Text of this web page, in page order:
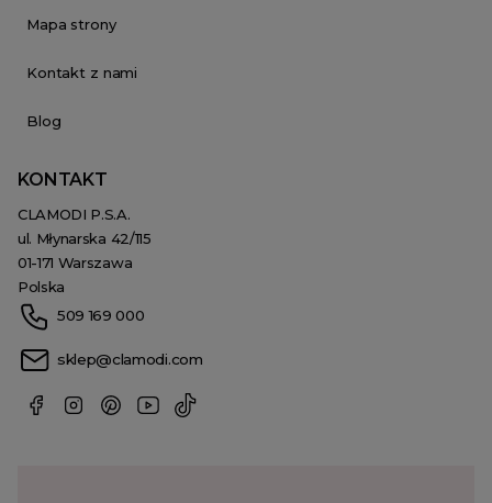
Mapa strony
Kontakt z nami
Blog
KONTAKT
CLAMODI P.S.A.
ul. Młynarska 42/115
01-171 Warszawa
Polska
509 169 000
sklep@clamodi.com